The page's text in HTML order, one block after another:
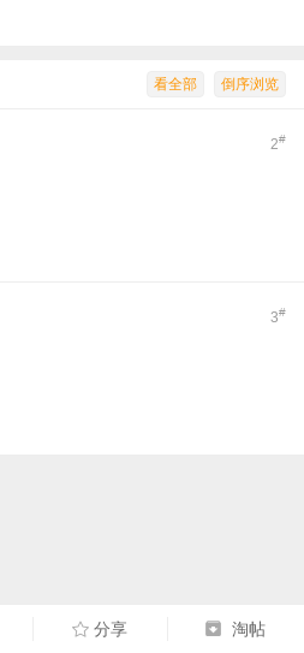
倒序浏览
看全部
2#
3#
分享 淘帖